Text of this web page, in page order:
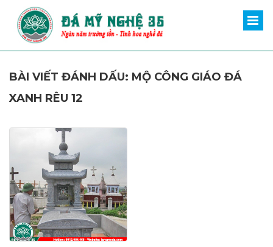
BÀI VIẾT ĐÁNH DẤU: MỘ CÔNG GIÁO ĐÁ
XANH RÊU 12